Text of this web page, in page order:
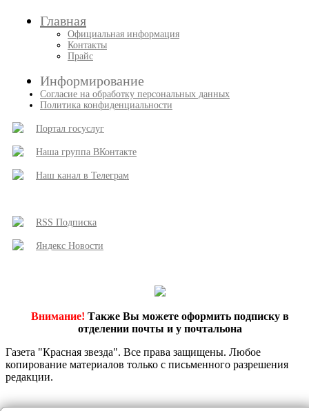
Главная
Официальная информация
Контакты
Прайс
Информирование
Согласие на обработку персональных данных
Политика конфиденциальности
Портал госуслуг
Наша группа ВКонтакте
Наш канал в Телеграм
RSS Подписка
Яндекс Новости
Внимание! Также Вы можете оформить подписку в
отделении почты и у почтальона
Газета "Красная звезда". Все права защищены. Любое
копирование материалов только с письменного разрешения
редакции.